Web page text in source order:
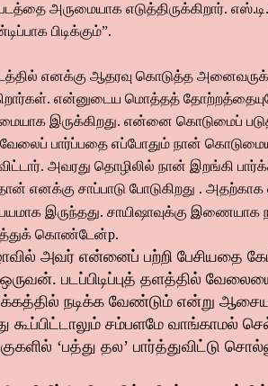
அருமையாக எடுத்திருக்கிறார்.
பிடிக்கும்”.
படத்தில் எனக்கு ஆதரவு கொடுத்த
என்னுடைய மொத்தத்
இருக்கிறது. என்னை கொடுமைப்
பார்ப்பதை எப்போதும் நான்
அவரது தொழிலில் நான் இறங்கி
எனக்கு சாப்பாடு போடுகிறது . அதற்காக
இருந்தது. சாயிஷாவுக்கு இணையாக
கொண்டேன்p.
அவர் என்னைப் பற்றி பேசியதை
படப்பிடிப்புத் தளத்தில்
நடிக்க வேண்டும் என்று
கூப்பிட்டாலும் சம்பளமே வாங்காமல்
‘பத்து தல’ பார்த்துவிட்டு